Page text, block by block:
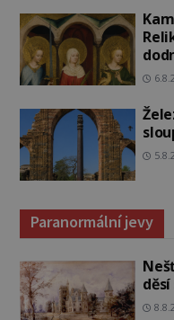
Paranormální jevy